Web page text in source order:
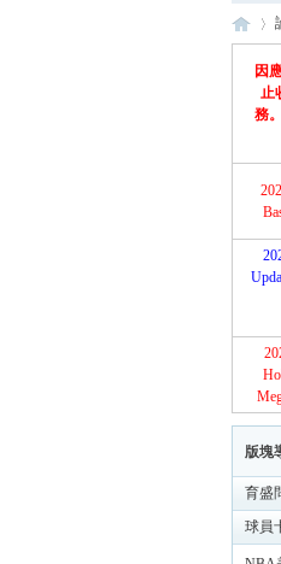
»
因
止
務
版塊
育盛
球員